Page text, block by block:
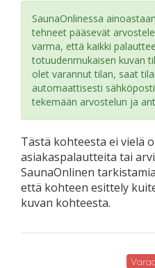
SaunaOnlinessa
tehneet pääsevät
varma, että kaikki
totuudenmukaisen kuvan
olet varannut tilan, saat
automaattisesti
tekemään arvostelun ja
Tästä kohteesta ei vielä
asiakaspalautteita tai
SaunaOnlinen
että kohteen esittely
kuvan kohteesta.